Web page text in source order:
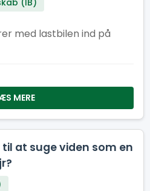
(IB)
med lastbilen ind på
MERE
at suge viden som en